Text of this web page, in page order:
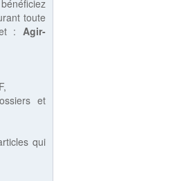
toute
: Agir-
et
qui